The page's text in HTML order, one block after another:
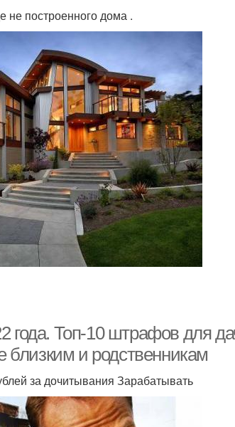
построенного дома .
года. Топ-10 штрафов для
близким и родственникам
за дочитывания Зарабатывать